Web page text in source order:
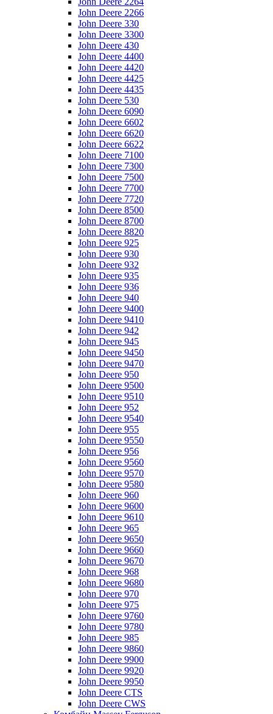
John Deere 2266
John Deere 330
John Deere 3300
John Deere 430
John Deere 4400
John Deere 4420
John Deere 4425
John Deere 4435
John Deere 530
John Deere 6090
John Deere 6602
John Deere 6620
John Deere 6622
John Deere 7100
John Deere 7300
John Deere 7500
John Deere 7700
John Deere 7720
John Deere 8500
John Deere 8700
John Deere 8820
John Deere 925
John Deere 930
John Deere 932
John Deere 935
John Deere 936
John Deere 940
John Deere 9400
John Deere 9410
John Deere 942
John Deere 945
John Deere 9450
John Deere 9470
John Deere 950
John Deere 9500
John Deere 9510
John Deere 952
John Deere 9540
John Deere 955
John Deere 9550
John Deere 956
John Deere 9560
John Deere 9570
John Deere 9580
John Deere 960
John Deere 9600
John Deere 9610
John Deere 965
John Deere 9650
John Deere 9660
John Deere 9670
John Deere 968
John Deere 9680
John Deere 970
John Deere 975
John Deere 9760
John Deere 9780
John Deere 985
John Deere 9860
John Deere 9900
John Deere 9920
John Deere 9950
John Deere CTS
John Deere CWS